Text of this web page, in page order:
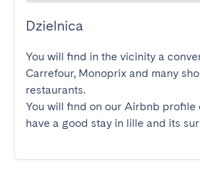
Dzielnica
You will find in the vicinity a
Carrefour, Monoprix and many
restaurants.
You will find on our Airbnb profile
have a good stay in lille and its